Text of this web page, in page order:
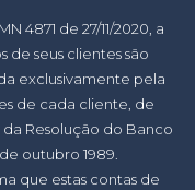
4871 de 27/11/2020, a
de seus clientes são
exclusivamente pela
de cada cliente, de
da Resolução do Banco
outubro 1989.
que estas contas de